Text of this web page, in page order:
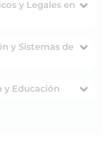
y Legales en
y Sistemas de
y Educación